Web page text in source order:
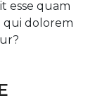
esse quam
qui dolorem